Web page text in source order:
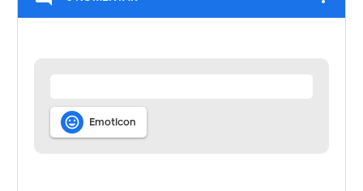
 Emoticon